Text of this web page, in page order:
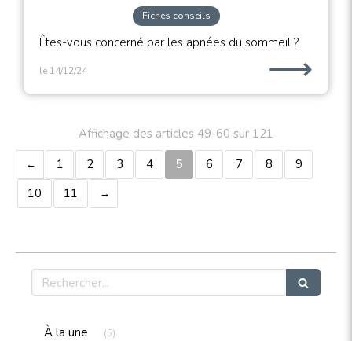
Fiches conseils
Êtes-vous concerné par les apnées du sommeil ?
le 14/12/24 ⟶
Affichage des articles 49-60 sur 121
1
2 3 4 5 6 7 8
9
10
11
Rechercher
À la une (5)